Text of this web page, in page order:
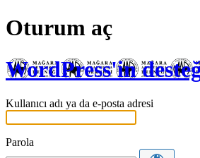
Oturum aç
WordPress'in
Kullanıcı adı ya da e-posta adresi
Parola